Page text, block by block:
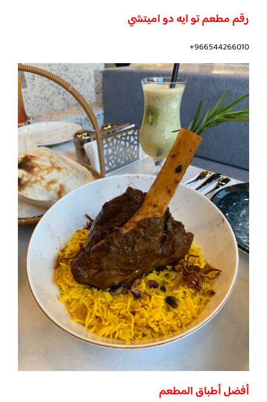
رقم مطعم تو ايه دو اميتشي
966544266010+
أفضل أطباق المطعم